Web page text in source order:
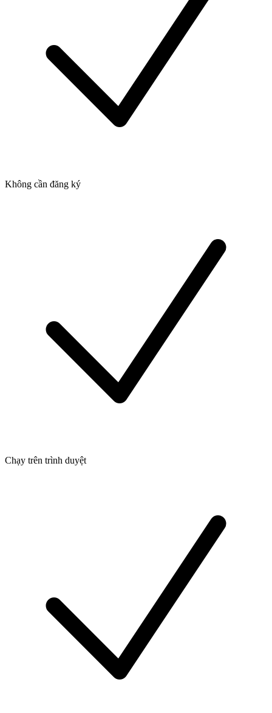
Không cần đăng ký
Chạy trên trình duyệt